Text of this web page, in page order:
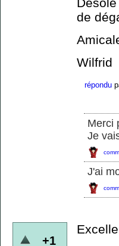
de
Wilfrid
répondu
Merci
Je
J'ai
+1